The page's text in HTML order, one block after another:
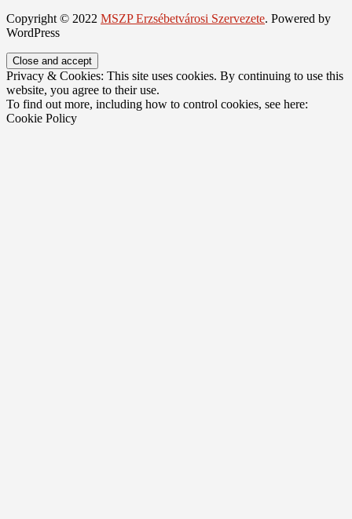
Copyright © 2022 MSZP Erzsébetvárosi Szervezete. Powered by
WordPress
Privacy & Cookies: This site uses cookies. By continuing to use this
website, you agree to their use.
To find out more, including how to control cookies, see here:
Cookie Policy